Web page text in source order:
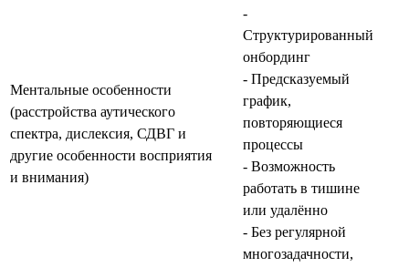
Ментальные особенности
(расстройства аутического
спектра, дислексия, СДВГ и
другие особенности восприятия
и внимания)
-
Структурированный
онбординг
- Предсказуемый
график,
повторяющиеся
процессы
- Возможность
работать в тишине
или удалённо
- Без регулярной
многозадачности,